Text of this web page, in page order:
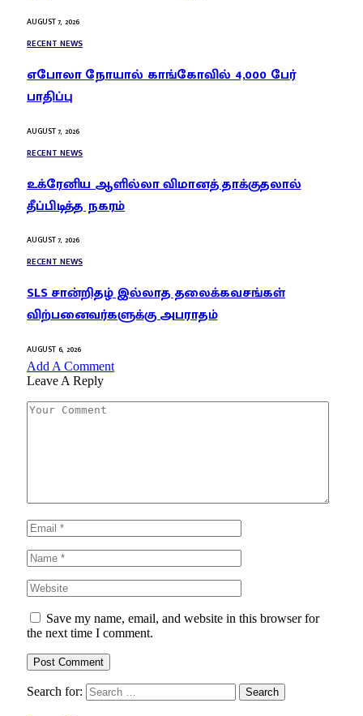
AUGUST 7, 2026
RECENT NEWS
எபோலா நோயால் காங்கோவில் 4,000 பேர்
பாதிப்பு
AUGUST 7, 2026
RECENT NEWS
உக்ரேனிய ஆளில்லா விமானத் தாக்குதலால்
தீப்பிடித்த நகரம்
AUGUST 7, 2026
RECENT NEWS
SLS சான்றிதழ் இல்லாத தலைக்கவசங்கள்
விற்பனைவர்களுக்கு அபராதம்
AUGUST 6, 2026
Add A Comment
Leave A Reply
Save my name, email, and website in this browser for
the next time I comment.
Search for: